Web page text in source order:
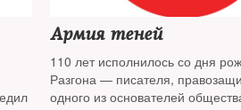
Армия теней
110 лет исполнилось со дня
Разгона — писателя,
одного из основателей